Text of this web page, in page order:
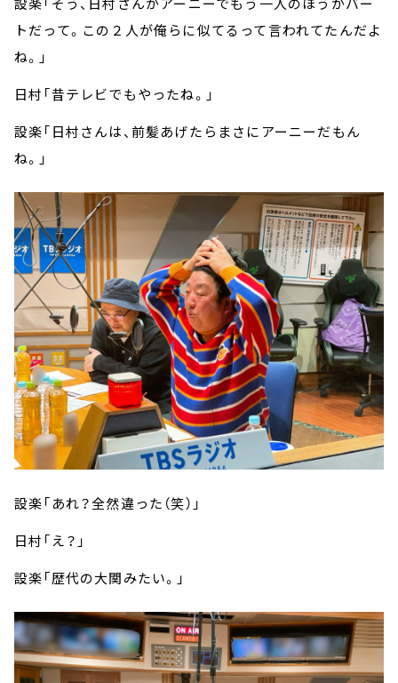
トだって。この２人が俺らに似てるって言われてたんだよ
ね。」
日村「昔テレビでもやったね。」
設楽「日村さんは、前髪あげたらまさにアーニーだもん
ね。」
設楽「あれ？全然違った（笑）」
日村「え？」
設楽「歴代の大関みたい。」